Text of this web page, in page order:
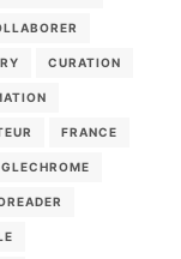
CURATION
FRANCE